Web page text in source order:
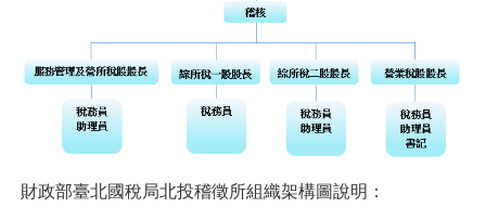
財政部臺北國稅局北投稽徵所組織架構圖說明：